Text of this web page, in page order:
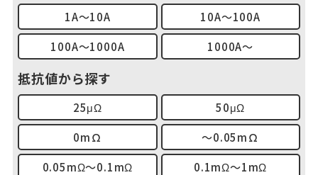
1A～10A
10A～100A
100A～1000A
1000A～
抵抗値から探す
25μΩ
50μΩ
0mΩ
～0.05mΩ
0.05mΩ～0.1mΩ
0.1mΩ～1mΩ